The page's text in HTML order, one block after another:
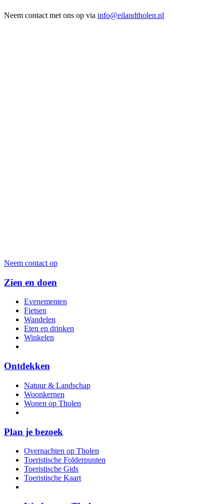
Neem contact met ons op via info@eilandtholen.nl
Neem contact op
Zien en doen
Evenementen
Fietsen
Wandelen
Eten en drinken
Winkelen
Ontdekken
Natuur & Landschap
Woonkernen
Wonen op Tholen
Plan je bezoek
Overnachten op Tholen
Toeristische Folderpunten
Toeristische Gids
Toeristische Kaart